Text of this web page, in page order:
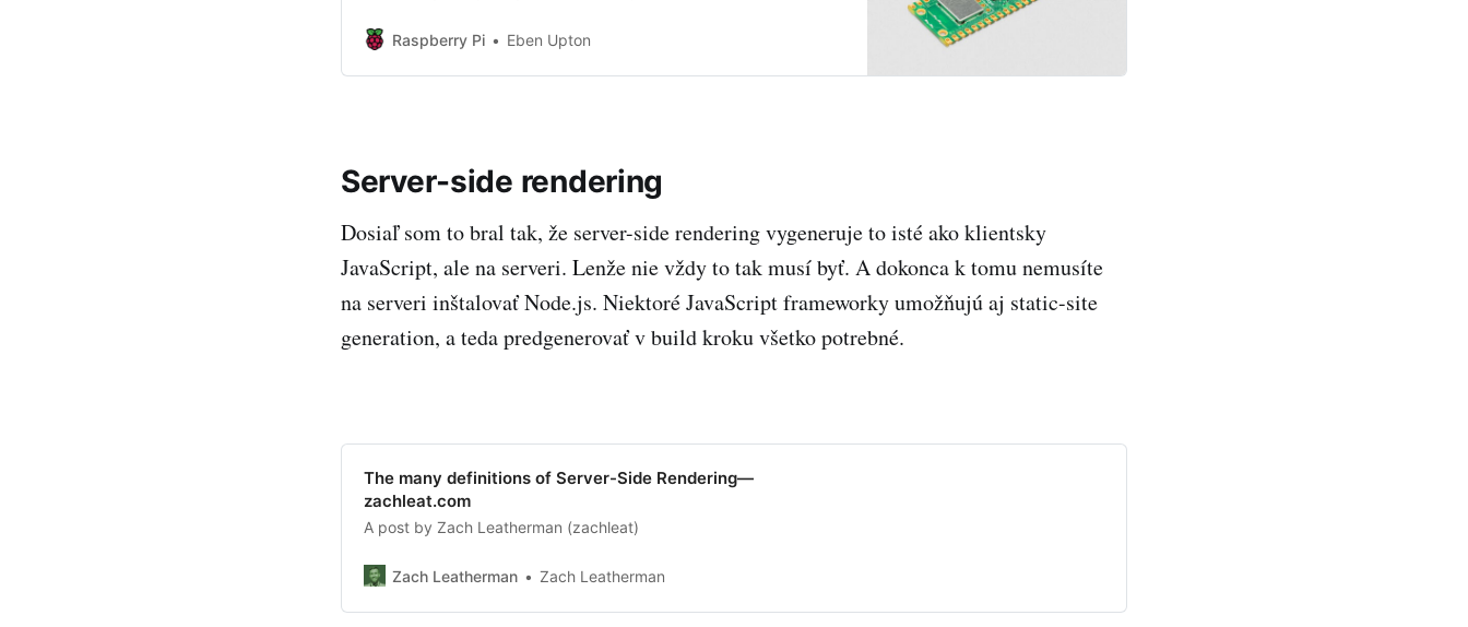
Raspberry Pi
Eben Upton
Server-side rendering
Dosiaľ som to bral tak, že server-side rendering vygeneruje to isté ako klientsky
JavaScript, ale na serveri. Lenže nie vždy to tak musí byť. A dokonca k tomu nemusíte
na serveri inštalovať Node.js. Niektoré JavaScript frameworky umožňujú aj static-site
generation, a teda predgenerovať v build kroku všetko potrebné.
The many definitions of Server-Side Rendering—
zachleat.com
A post by Zach Leatherman (zachleat)
Zach Leatherman Zach Leatherman